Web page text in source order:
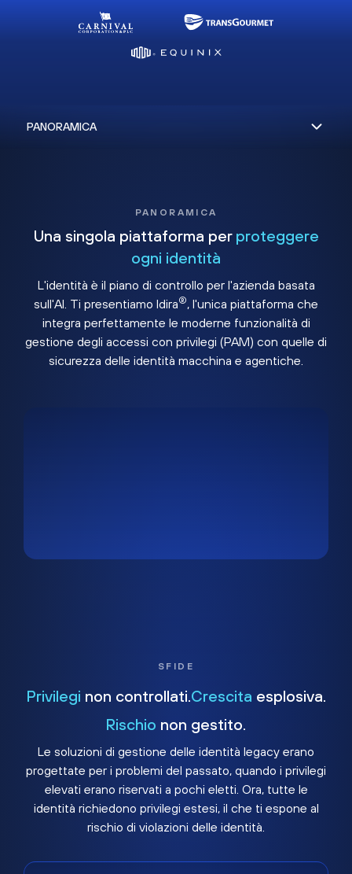
PANORAMICA
Una singola piattaforma per proteggere
ogni identità
L'identità è il piano di controllo per l'azienda basata
sull'AI. Ti presentiamo Idira®, l'unica piattaforma che
integra perfettamente le moderne funzionalità di
gestione degli accessi con privilegi (PAM) con quelle di
sicurezza delle identità macchina e agentiche.
SFIDE
Privilegi non controllati. Crescita esplosiva.
Rischio non gestito.
Le soluzioni di gestione delle identità legacy erano
progettate per i problemi del passato, quando i privilegi
elevati erano riservati a pochi eletti. Ora, tutte le
identità richiedono privilegi estesi, il che ti espone al
rischio di violazioni delle identità.